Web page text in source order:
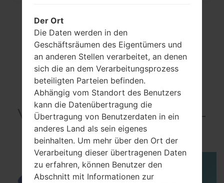
VideoSamsung SGH-
E251
Der Ort
Die Daten werden in den
Geschäftsräumen des Eigentümers und
an anderen Stellen verarbeitet, an denen
sich die an dem Verarbeitungsprozess
beteiligten Parteien befinden.
Abhängig vom Standort des Benutzers
kann die Datenübertragung die
Übertragung von Benutzerdaten in ein
anderes Land als sein eigenes
beinhalten. Um mehr über den Ort der
Verarbeitung dieser übertragenen Daten
zu erfahren, können Benutzer den
Abschnitt mit Informationen zur